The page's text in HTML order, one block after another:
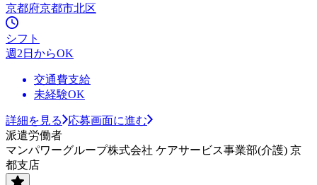
京都府京都市北区
シフト
週2日からOK
交通費支給
未経験OK
詳細を見る
応募画面に進む
派遣労働者
マンパワーグループ株式会社 ケアサービス事業部(介護) 京
都支店